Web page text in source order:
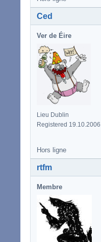
Ced
Ver de Éire
Lieu Dublin
Registered 19.10.2006
Hors ligne
rtfm
Membre